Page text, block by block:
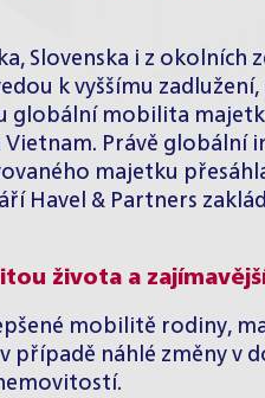
Slovenska i z
k vyššímu
mobilita
Právě globální
majetku
Havel & Partners
života a
mobilitě rodiny,
případě náhlé změny v